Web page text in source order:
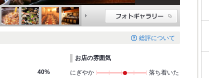
総評について
40%
お店の雰囲気
にぎやか
落ち着いた